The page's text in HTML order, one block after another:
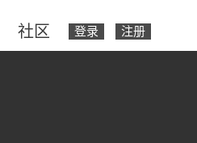
社区 登录 注册